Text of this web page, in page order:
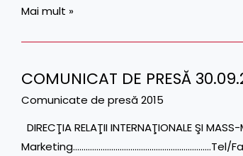
Mai mult »
COMUNICAT DE PRESĂ
Comunicate de presă 2015
DIRECŢIA RELAŢII INTERNAŢIONALE ŞI
Marketing………………………………………………………..Tel/
COMUNICAT
DE
30.09.2015